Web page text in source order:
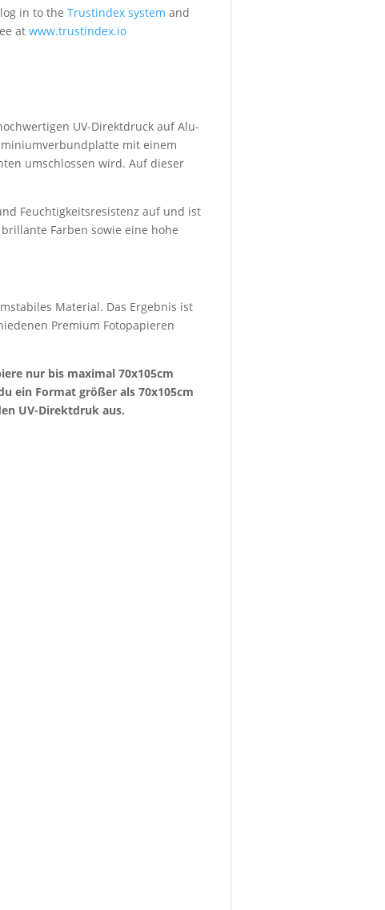
in to the Trustindex system and
at www.trustindex.io
UV-Direktdruck auf Alu-
mit einem
umschlossen wird. Auf dieser
Feuchtigkeitsresistenz auf und ist
Farben sowie eine hohe
Material. Das Ergebnis ist
Premium Fotopapieren
nur bis maximal 70x105cm
ein Format größer als 70x105cm
UV-Direktdruk aus.